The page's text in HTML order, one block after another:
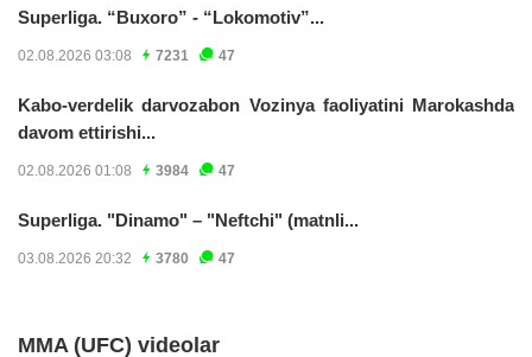
Superliga. “Buxoro” - “Lokomotiv”...
02.08.2026 03:08 7231 47
Kabo-verdelik darvozabon Vozinya faoliyatini Marokashda
davom ettirishi...
02.08.2026 01:08 3984 47
Superliga. "Dinamo" – "Neftchi" (matnli...
03.08.2026 20:32 3780 47
MMA (UFC) videolar